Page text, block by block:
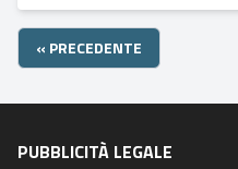
« PRECEDENTE
PUBBLICITÀ LEGALE